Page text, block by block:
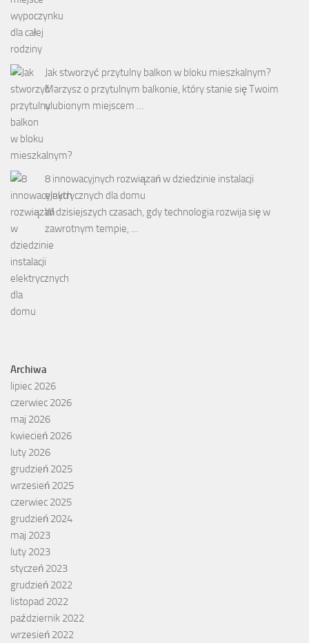
Jak stworzyć przytulny balkon w bloku mieszkalnym?
Marzysz o przytulnym balkonie, który stanie się Twoim
ulubionym miejscem …
8 innowacyjnych rozwiązań w dziedzinie instalacji
elektrycznych dla domu
W dzisiejszych czasach, gdy technologia rozwija się w
zawrotnym tempie, …
Archiwa
lipiec 2026
czerwiec 2026
maj 2026
kwiecień 2026
luty 2026
grudzień 2025
wrzesień 2025
czerwiec 2025
grudzień 2024
maj 2023
luty 2023
styczeń 2023
grudzień 2022
listopad 2022
październik 2022
wrzesień 2022